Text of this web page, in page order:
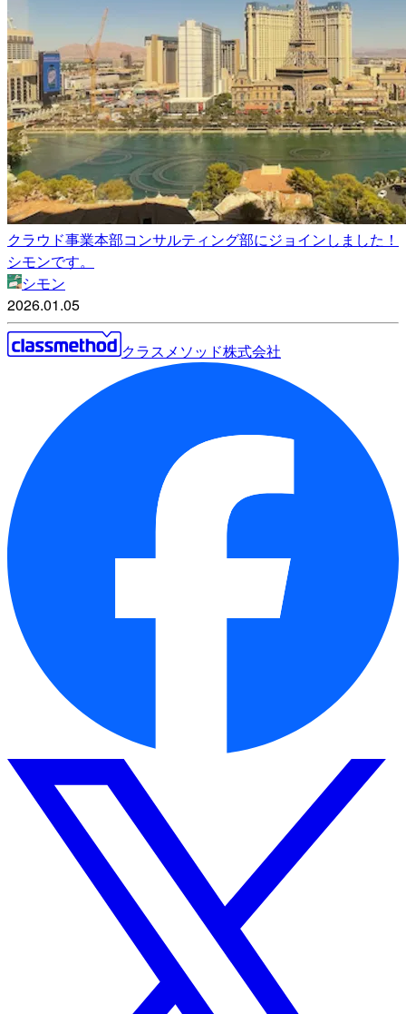
クラウド事業本部コンサルティング部にジョインしました！
シモンです。
シモン
2026.01.05
クラスメソッド株式会社